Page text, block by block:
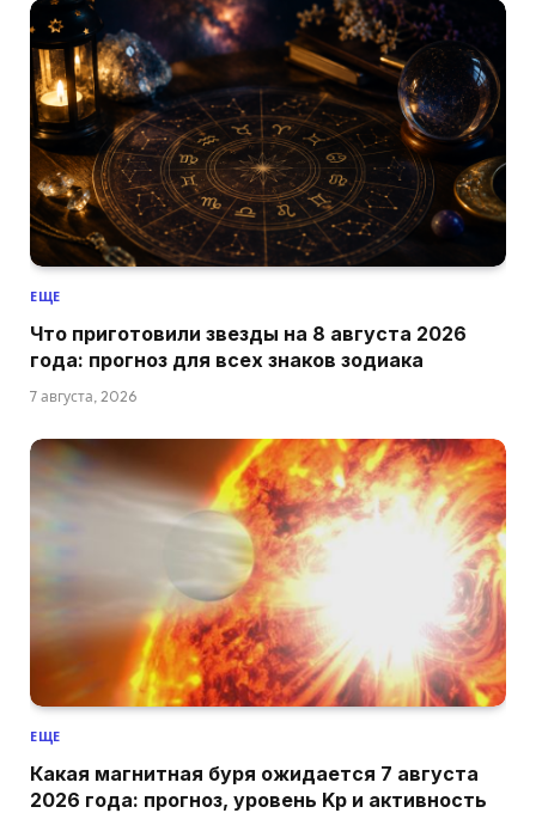
ЕЩЕ
Что приготовили звезды на 8 августа 2026
года: прогноз для всех знаков зодиака
7 августа, 2026
ЕЩЕ
Какая магнитная буря ожидается 7 августа
2026 года: прогноз, уровень Kp и активность